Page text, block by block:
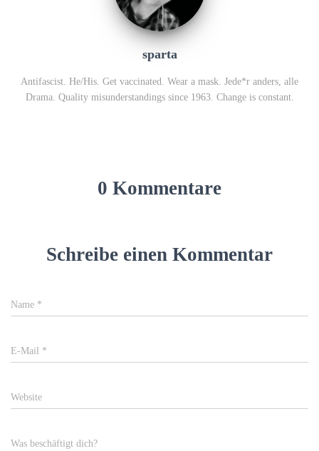
sparta
Antifascist. He/His. Get vaccinated. Wear a mask. Jede*r anders, alle
Drama. Quality misunderstandings since 1963. Change is constant.
0 Kommentare
Schreibe einen Kommentar
Name *
E-Mail *
Website
Was beschäftigt dich?